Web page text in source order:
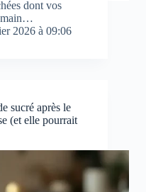
dont vos
2026 à 09:06
sucré après le
(et elle pourrait